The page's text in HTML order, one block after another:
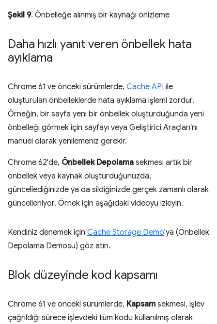
Şekil 9. Önbelleğe alınmış bir kaynağı önizleme
Daha hızlı yanıt veren önbellek hata
ayıklama
Chrome 61 ve önceki sürümlerde, Cache API ile
oluşturulan önbelleklerde hata ayıklama işlemi zordur.
Örneğin, bir sayfa yeni bir önbellek oluşturduğunda yeni
önbelleği görmek için sayfayı veya Geliştirici Araçları'nı
manuel olarak yenilemeniz gerekir.
Chrome 62'de, Önbellek Depolama sekmesi artık bir
önbellek veya kaynak oluşturduğunuzda,
güncellediğinizde ya da sildiğinizde gerçek zamanlı olarak
güncelleniyor. Örnek için aşağıdaki videoyu izleyin.
Kendiniz denemek için Cache Storage Demo'ya (Önbellek
Depolama Demosu) göz atın.
Blok düzeyinde kod kapsamı
Chrome 61 ve önceki sürümlerde, Kapsam sekmesi, işlev
çağrıldığı sürece işlevdeki tüm kodu kullanılmış olarak